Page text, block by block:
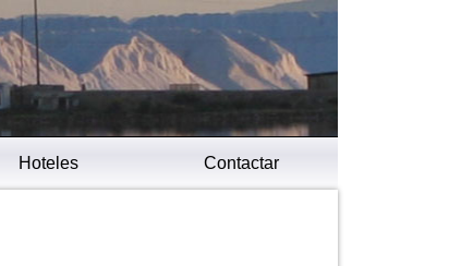
Hoteles Contactar